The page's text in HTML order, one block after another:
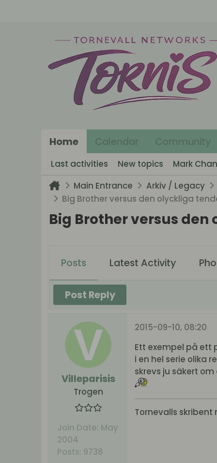
Home Calendar Community
Last activities New topics Mark
Main Entrance
Arkiv / Legacy
Big Brother versus den olyckliga
Big Brother versus
Posts Latest Activity
Post Reply
Villeparisis
Trogen
Join Date: May
2004
Posts: 9738
2015-09-10, 08:20
Ett exempel på ett
i en hel serie olika
skrevs ju säkert
Tornevalls skribent